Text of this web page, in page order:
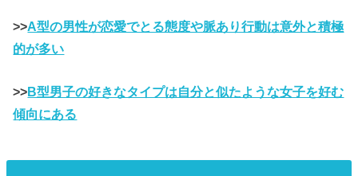
>>A型の男性が恋愛でとる態度や脈あり行動は意外と積極
的が多い
>>B型男子の好きなタイプは自分と似たような女子を好む
傾向にある